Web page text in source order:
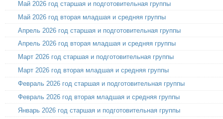
Май 2026 год старшая и подготовительная группы
Май 2026 год вторая младшая и средняя группы
Апрель 2026 год старшая и подготовительная группы
Апрель 2026 год вторая младшая и средняя группы
Март 2026 год старшая и подготовительная группы
Март 2026 год вторая младшая и средняя группы
Февраль 2026 год старшая и подготовительная группы
Февраль 2026 год вторая младшая и средняя группы
Январь 2026 год старшая и подготовительная группы